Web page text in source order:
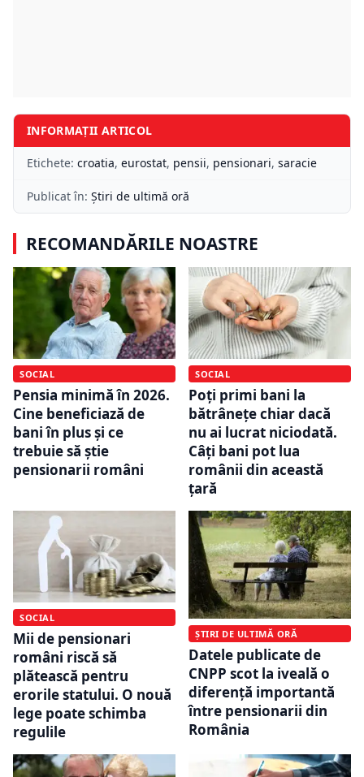
INFORMAȚII ARTICOL
Etichete: croatia, eurostat, pensii, pensionari, saracie
Publicat în: Știri de ultimă oră
RECOMANDĂRILE NOASTRE
SOCIAL
Pensia minimă în 2026.
Cine beneficiază de
bani în plus și ce
trebuie să știe
pensionarii români
SOCIAL
Poți primi bani la
bătrânețe chiar dacă
nu ai lucrat niciodată.
Câți bani pot lua
românii din această
țară
SOCIAL
Mii de pensionari
români riscă să
plătească pentru
erorile statului. O nouă
lege poate schimba
regulile
ȘTIRI DE ULTIMĂ ORĂ
Datele publicate de
CNPP scot la iveală o
diferență importantă
între pensionarii din
România